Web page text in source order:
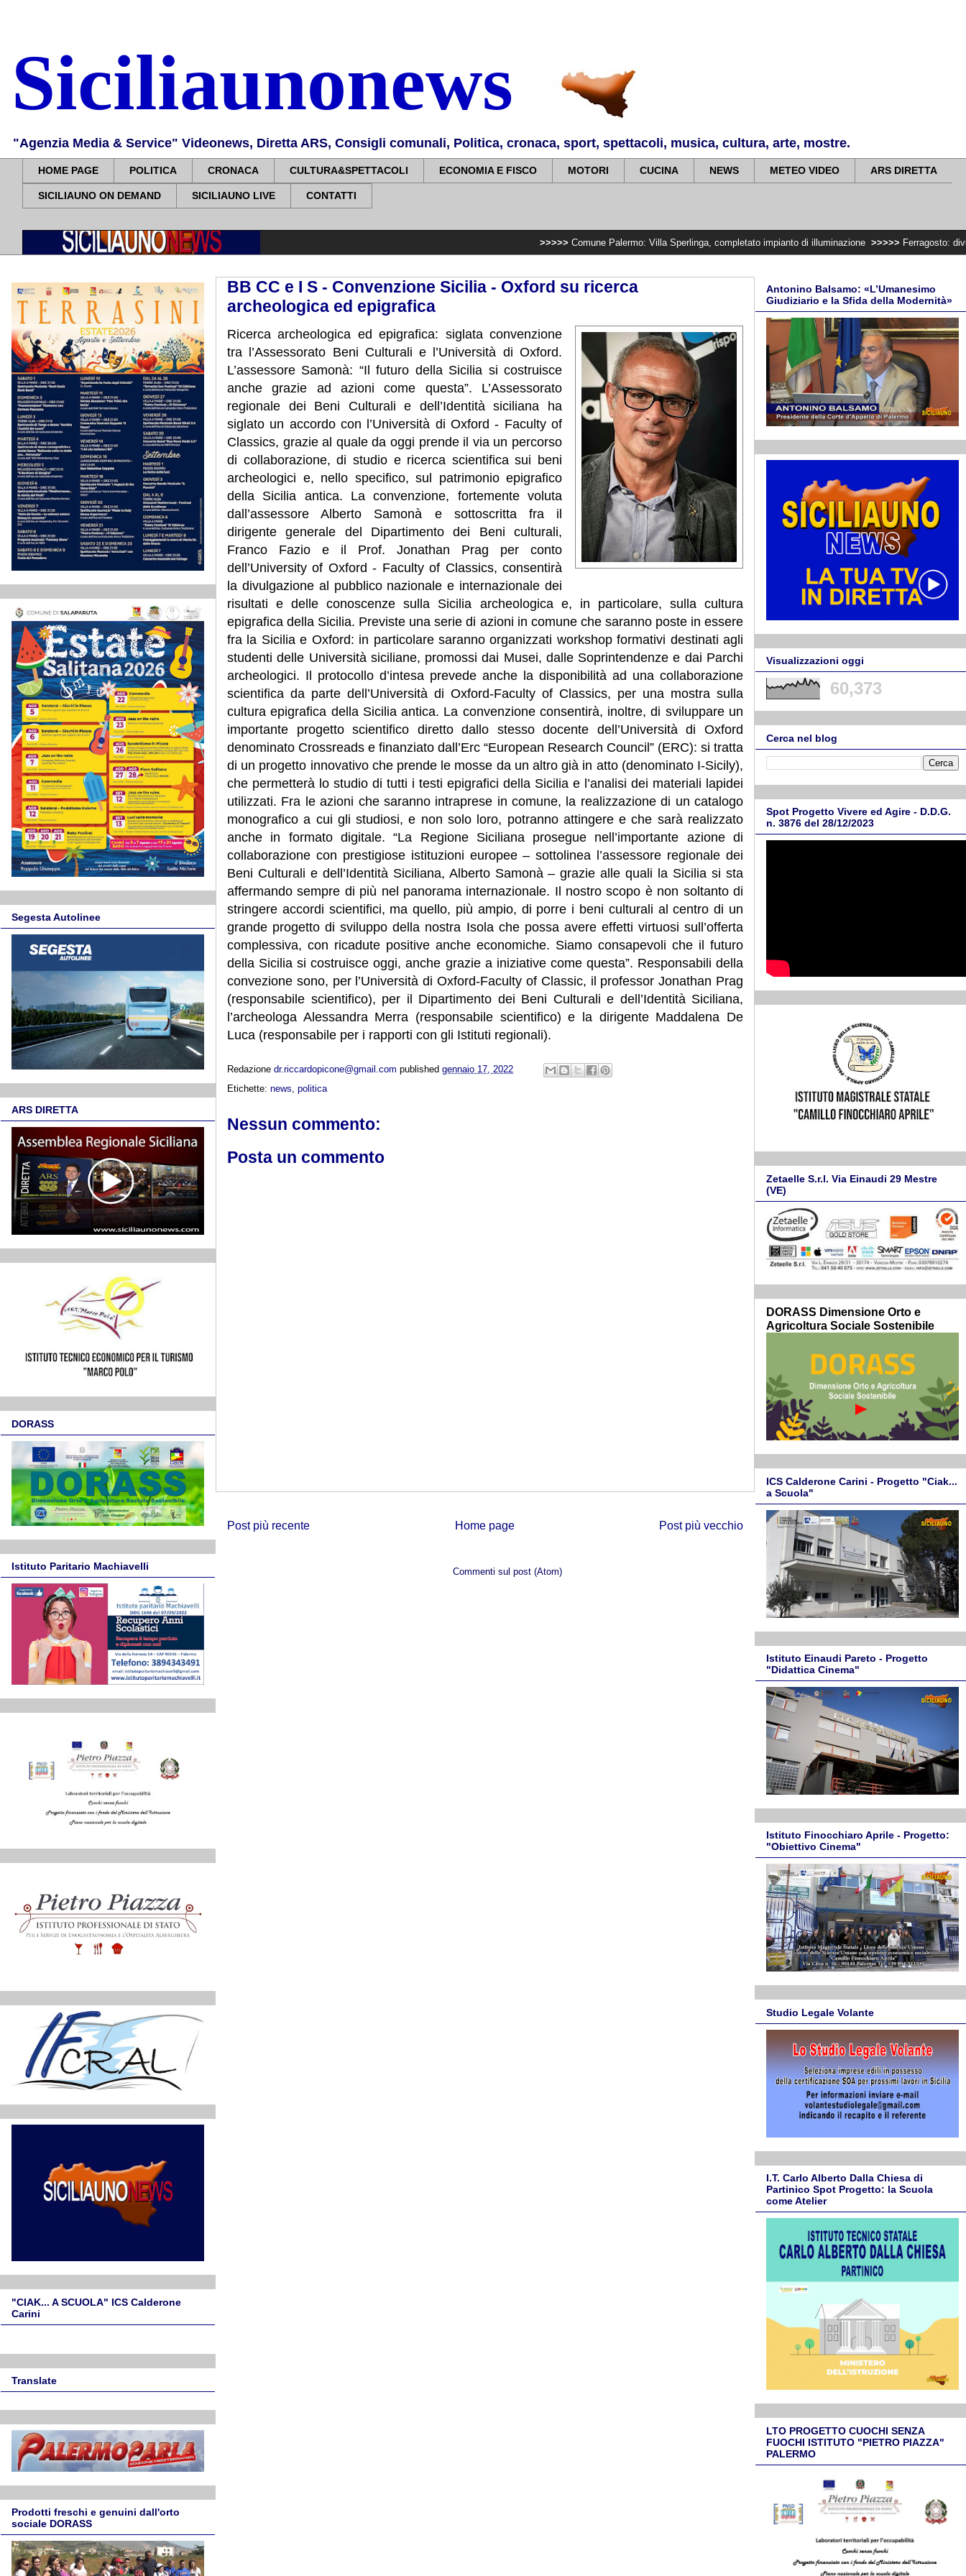
Siciliaunonews
"Agenzia Media & Service" Videonews, Diretta ARS, Consigli comunali, Politica, cronaca, sport, spettacoli, musica, cultura, arte, mostre.
HOME PAGE POLITICA CRONACA CULTURA&SPETTACOLI ECONOMIA E FISCO MOTORI CUCINA NEWS METEO VIDEO ARS DIRETTA
SICILIAUNO ON DEMAND SICILIAUNO LIVE CONTATTI
Comune Palermo: Villa Sperlinga, completato impianto di illuminazione >>>>> Ferragosto: divieto di
BB CC e I S - Convenzione Sicilia - Oxford su ricerca
archeologica ed epigrafica
Ricerca archeologica ed epigrafica: siglata convenzione
tra l’Assessorato Beni Culturali e l’Università di Oxford.
L’assessore Samonà: “Il futuro della Sicilia si costruisce
anche grazie ad azioni come questa”. L’Assessorato
regionale dei Beni Culturali e dell’Identità siciliana ha
siglato un accordo con l’Università di Oxford - Faculty of
Classics, grazie al quale da oggi prende il via un percorso
di collaborazione, di studio e ricerca scientifica sui beni
archeologici e, nello specifico, sul patrimonio epigrafico
della Sicilia antica. La convenzione, fortemente voluta
dall’assessore Alberto Samonà e sottoscritta fra il
dirigente generale del Dipartimento dei Beni culturali,
Franco Fazio e il Prof. Jonathan Prag per conto
dell’University of Oxford - Faculty of Classics, consentirà
la divulgazione al pubblico nazionale e internazionale dei
risultati e delle conoscenze sulla Sicilia archeologica e, in particolare, sulla cultura
epigrafica della Sicilia. Previste una serie di azioni in comune che saranno poste in essere
fra la Sicilia e Oxford: in particolare saranno organizzati workshop formativi destinati agli
studenti delle Università siciliane, promossi dai Musei, dalle Soprintendenze e dai Parchi
archeologici. Il protocollo d’intesa prevede anche la disponibilità ad una collaborazione
scientifica da parte dell’Università di Oxford-Faculty of Classics, per una mostra sulla
cultura epigrafica della Sicilia antica. La convenzione consentirà, inoltre, di sviluppare un
importante progetto scientifico diretto dallo stesso docente dell’Università di Oxford
denominato Crossreads e finanziato dall’Erc “European Research Council” (ERC): si tratta
di un progetto innovativo che prende le mosse da un altro già in atto (denominato I-Sicily),
che permetterà lo studio di tutti i testi epigrafici della Sicilia e l’analisi dei materiali lapidei
utilizzati. Fra le azioni che saranno intraprese in comune, la realizzazione di un catalogo
monografico a cui gli studiosi, e non solo loro, potranno attingere e che sarà realizzato
anche in formato digitale. “La Regione Siciliana prosegue nell’importante azione di
collaborazione con prestigiose istituzioni europee – sottolinea l’assessore regionale dei
Beni Culturali e dell’Identità Siciliana, Alberto Samonà – grazie alle quali la Sicilia si sta
affermando sempre di più nel panorama internazionale. Il nostro scopo è non soltanto di
stringere accordi scientifici, ma quello, più ampio, di porre i beni culturali al centro di un
grande progetto di sviluppo della nostra Isola che possa avere effetti virtuosi sull’offerta
complessiva, con ricadute positive anche economiche. Siamo consapevoli che il futuro
della Sicilia si costruisce oggi, anche grazie a iniziative come questa”. Responsabili della
convezione sono, per l’Università di Oxford-Faculty of Classic, il professor Jonathan Prag
(responsabile scientifico), per il Dipartimento dei Beni Culturali e dell’Identità Siciliana,
l’archeologa Alessandra Merra (responsabile scientifico) e la dirigente Maddalena De
Luca (responsabile per i rapporti con gli Istituti regionali).
Redazione dr.riccardopicone@gmail.com published gennaio 17, 2022
Etichette: news politica
Nessun commento:
Posta un commento
Post più recente Post più vecchio
Home page
Commenti sul post (Atom)
Segesta Autolinee
ARS DIRETTA
DORASS
Istituto Paritario Machiavelli
"CIAK... A SCUOLA" ICS Calderone
Carini
Translate
Prodotti freschi e genuini dall'orto
sociale DORASS
Antonino Balsamo: «L’Umanesimo
Giudiziario e la Sfida della Modernità»
Visualizzazioni oggi
60,373
Cerca nel blog
Spot Progetto Vivere ed Agire - D.D.G.
n. 3876 del 28/12/2023
Zetaelle S.r.l. Via Einaudi 29 Mestre
(VE)
DORASS Dimensione Orto e
Agricoltura Sociale Sostenibile
ICS Calderone Carini - Progetto "Ciak...
a Scuola"
Istituto Einaudi Pareto - Progetto
"Didattica Cinema"
Istituto Finocchiaro Aprile - Progetto:
"Obiettivo Cinema"
Studio Legale Volante
I.T. Carlo Alberto Dalla Chiesa di
Partinico Spot Progetto: la Scuola
come Atelier
LTO PROGETTO CUOCHI SENZA
FUOCHI ISTITUTO "PIETRO PIAZZA"
PALERMO